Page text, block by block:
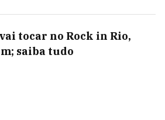
tocar no Rock in Rio,
saiba tudo